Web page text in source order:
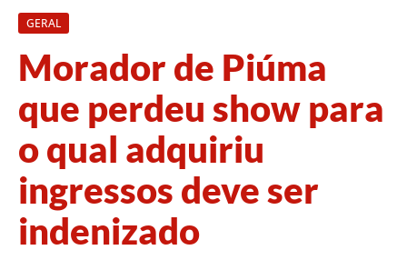
GERAL
Morador de Piúma
que perdeu show para
o qual adquiriu
ingressos deve ser
indenizado